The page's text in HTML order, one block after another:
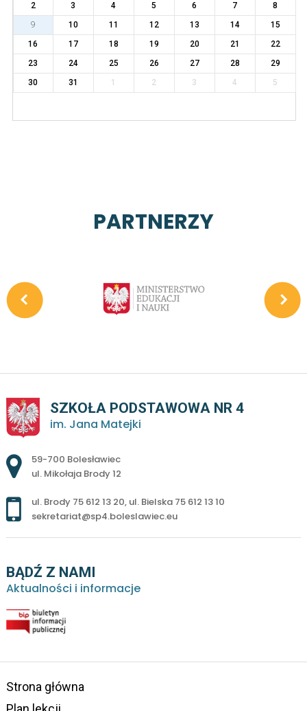
2
3 4 5 6 7
8
9
10 11 12 13 14
15
16
17 18 19 20 21
22
23
24 25 26 27 28
29
30
31 1 2 3 4 5
PARTNERZY
SZKOŁA PODSTAWOWA NR 4
im. Jana Matejki
Adres pocztowy:
59-700 Bolesławiec
ul. Mikołaja Brody 12
ul. Brody 75 612 13 20, ul. Bielska 75 612 13 10
sekretariat@sp4.boleslawiec.eu
BĄDŹ Z NAMI
Aktualności i informacje
Strona główna